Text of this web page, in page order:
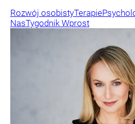
Rozwój osobistyTerapie
NasTygodnik Wprost